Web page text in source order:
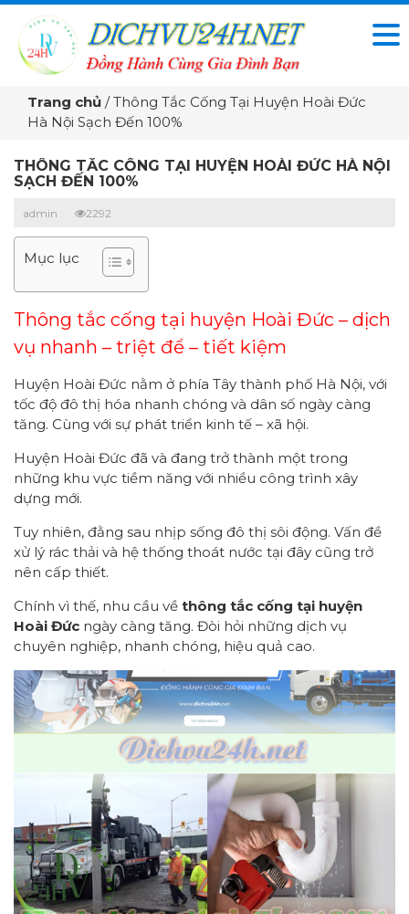
Trang chủ /Thông Tắc Cống Tại Huyện Hoài Đức
Hà Nội Sạch Đến 100%
THÔNG TẮC CỐNG TẠI HUYỆN HOÀI ĐỨC HÀ NỘI
SẠCH ĐẾN 100%
admin 2292
Mục lục
Thông tắc cống tại huyện Hoài Đức – dịch
vụ nhanh – triệt để – tiết kiệm
Huyện Hoài Đức nằm ở phía Tây thành phố Hà Nội, với
tốc độ đô thị hóa nhanh chóng và dân số ngày càng
tăng. Cùng với sự phát triển kinh tế – xã hội.
Huyện Hoài Đức đã và đang trở thành một trong
những khu vực tiềm năng với nhiều công trình xây
dựng mới.
Tuy nhiên, đằng sau nhịp sống đô thị sôi động. Vấn đề
xử lý rác thải và hệ thống thoát nước tại đây cũng trở
nên cấp thiết.
Chính vì thế, nhu cầu về thông tắc cống tại huyện
Hoài Đức ngày càng tăng. Đòi hỏi những dịch vụ
chuyên nghiệp, nhanh chóng, hiệu quả cao.